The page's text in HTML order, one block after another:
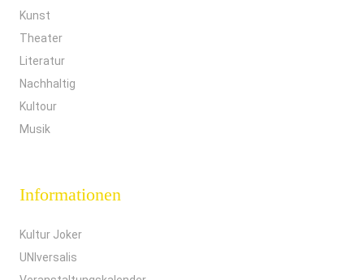
Kunst
Theater
Literatur
Nachhaltig
Kultour
Musik
Informationen
Kultur Joker
UNIversalis